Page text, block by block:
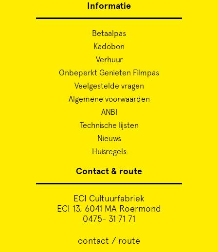
Informatie
Betaalpas
Kadobon
Verhuur
Onbeperkt Genieten Filmpas
Veelgestelde vragen
Algemene voorwaarden
ANBI
Technische lijsten
Nieuws
Huisregels
Contact & route
ECI Cultuurfabriek
ECI 13, 6041 MA Roermond
0475- 31 71 71
contact / route